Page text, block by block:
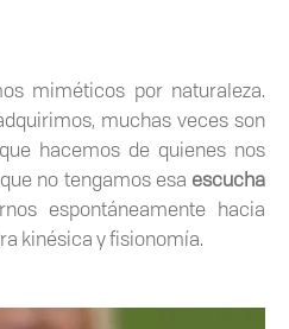
miméticos por naturaleza.
muchas veces son
que hacemos de quienes nos
no tengamos esa escucha
espontáneamente hacia
kinésica y fisionomía.